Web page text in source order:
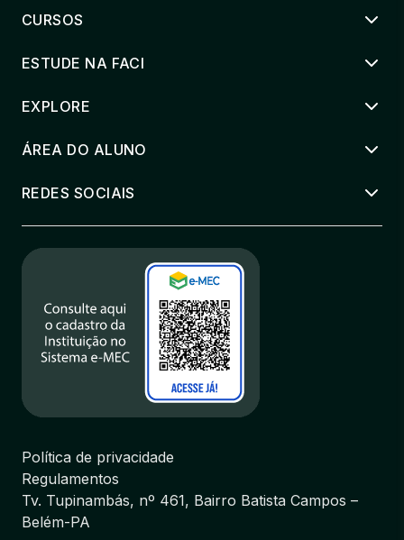
CURSOS
ESTUDE NA FACI
EXPLORE
ÁREA DO ALUNO
REDES SOCIAIS
Política de privacidade
Regulamentos
Tv. Tupinambás, nº 461, Bairro Batista Campos –
Belém-PA